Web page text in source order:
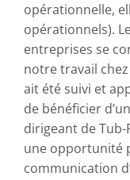
opérationnelle,
opérationnels).
entreprises se
notre travail
ait été suivi et
de bénéficier
dirigeant de
une opportunité
communication